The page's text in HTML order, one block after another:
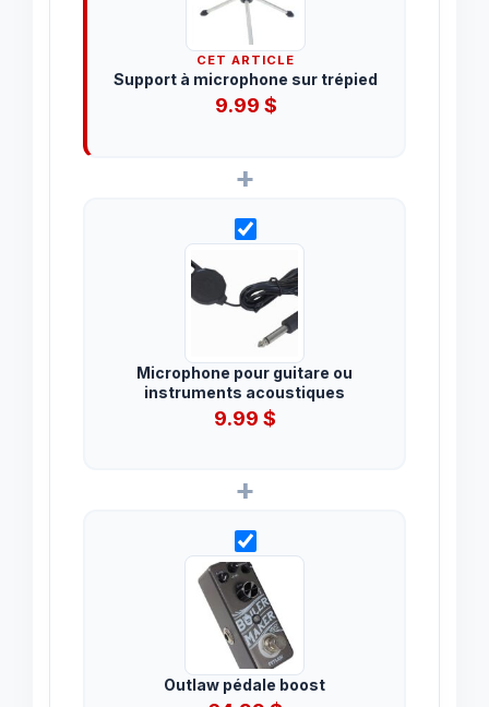
CET ARTICLE
Support à microphone sur trépied
9.99 $
+
Microphone pour guitare ou
instruments acoustiques
9.99 $
+
Outlaw pédale boost